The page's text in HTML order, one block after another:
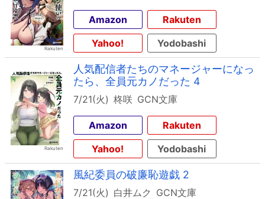
Amazon
Rakuten
Yahoo!
Yodobashi
人気配信者たちのマネージャーになっ
たら、全員元カノだった 4
7/21(火) 柊咲 GCN文庫
Amazon
Rakuten
Yahoo!
Yodobashi
風紀委員の破廉恥遊戯 2
7/21(火) 白井ムク GCN文庫